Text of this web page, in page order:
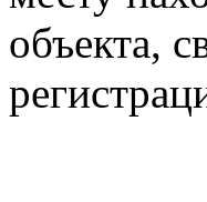
объекта,